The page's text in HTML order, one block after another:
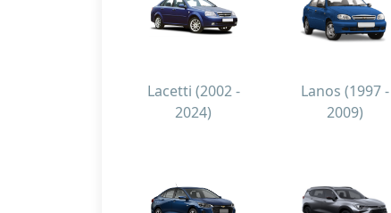
Lacetti (2002 -
2024)
Lanos (1997 -
2009)